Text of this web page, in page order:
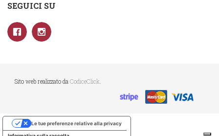
SEGUICI SU
Sito web realizzato daCodiceClick.
Le tue preferenze relative alla privacy